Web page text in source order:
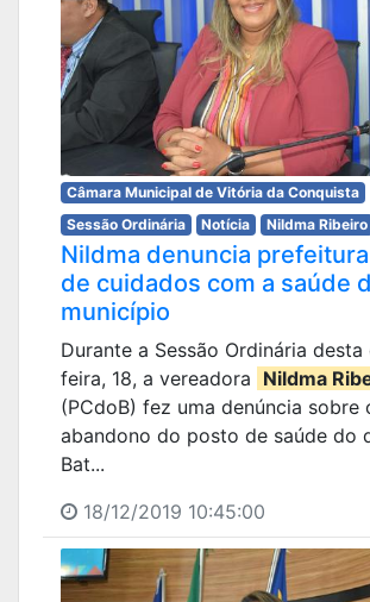
Câmara Municipal de Vitória da Conquista
Sessão Ordinária
Notícia Nildma Ribeiro
Nildma denuncia
de cuidados com a saúde
município
Durante a Sessão Ordinária
feira, 18, a vereadora Nildma
(PCdoB) fez uma denúncia sobre
abandono do posto de saúde do
Bat...
18/12/2019 10:45:00